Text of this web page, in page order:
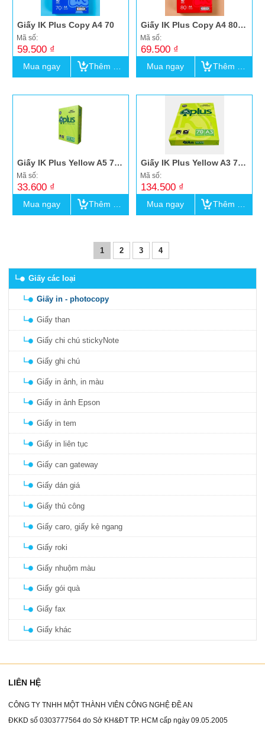
Bao da đựng giấy tờ xe
Thẻ chấm công
Lau bảng, Nước lau bảng trắng
Bảng trắng mika
Dụng cụ khác
Súng bắn gỗ
Giấy IK Plus Copy A4 70
Mã số:
59.500 ₫
Mua ngay
Giấy IK Plus Copy A4 80 (đỏ)
Mã số:
69.500 ₫
Mua ngay
Giấy IK Plus Yellow A5 70 (Indo)
Mã số:
33.600 ₫
Mua ngay
Giấy IK Plus Yellow A3 70 (Indo)
Mã số:
134.500 ₫
Mua ngay
1 2 3 4
Giấy các loại
Giấy in - photocopy
Giấy than
Giấy chi chú stickyNote
Giấy ghi chú
Giấy in ảnh, in màu
Giấy in ảnh Epson
Giấy in tem
Giấy in liên tục
Giấy can gateway
Giấy dán giá
Giấy thủ công
Giấy caro, giấy kẻ ngang
Giấy roki
Giấy nhuộm màu
Giấy gói quà
Giấy fax
Giấy khác
LIÊN HỆ
CÔNG TY TNHH MỘT THÀNH VIÊN CÔNG NGHỆ ĐỀ AN
ĐKKD số 0303777564 do Sở KH&ĐT TP. HCM cấp ngày 09.05.2005